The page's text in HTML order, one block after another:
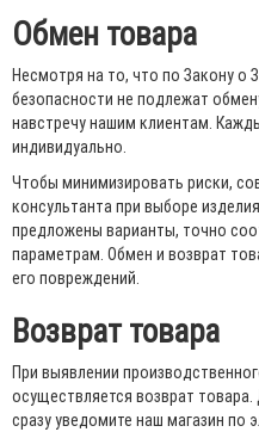
Обмен товара
Несмотря на то, что по Закону о
безопасности не подлежат
навстречу нашим клиентам.
индивидуально.
Чтобы минимизировать риски,
консультанта при выборе
предложены варианты, точно
параметрам. Обмен и возврат
его повреждений.
Возврат товара
При выявлении
осуществляется возврат
сразу уведомите наш магазин по